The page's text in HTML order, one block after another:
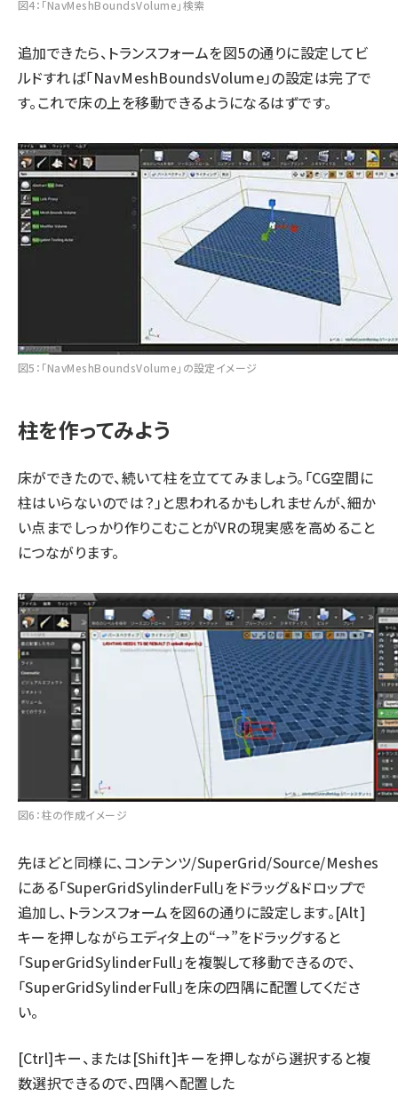
図4：「NavMeshBoundsVolume」検索
追加できたら、トランスフォームを図5の通りに設定してビ
ルドすれば「NavMeshBoundsVolume」の設定は完了で
す。これで床の上を移動できるようになるはずです。
図5：「NavMeshBoundsVolume」の設定イメージ
柱を作ってみよう
床ができたので、続いて柱を立ててみましょう。「CG空間に
柱はいらないのでは？」と思われるかもしれませんが、細か
い点までしっかり作りこむことがVRの現実感を高めること
につながります。
図6：柱の作成イメージ
先ほどと同様に、コンテンツ/SuperGrid/Source/Meshes
にある「SuperGridSylinderFull」をドラッグ＆ドロップで
追加し、トランスフォームを図6の通りに設定します。[Alt]
キーを押しながらエディタ上の“→”をドラッグすると
「SuperGridSylinderFull」を複製して移動できるので、
「SuperGridSylinderFull」を床の四隅に配置してくださ
い。
[Ctrl]キー、または[Shift]キーを押しながら選択すると複
数選択できるので、四隅へ配置した